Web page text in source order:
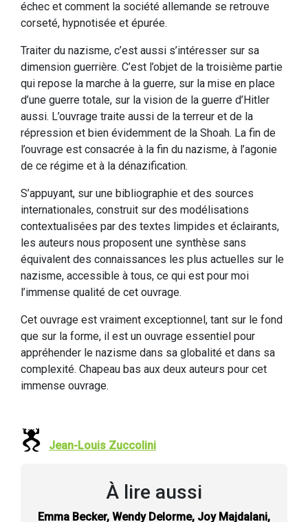
échec et comment la société allemande se retrouve
corseté, hypnotisée et épurée.
Traiter du nazisme, c’est aussi s’intéresser sur sa
dimension guerrière. C’est l’objet de la troisième partie
qui repose la marche à la guerre, sur la mise en place
d’une guerre totale, sur la vision de la guerre d’Hitler
aussi. L’ouvrage traite aussi de la terreur et de la
répression et bien évidemment de la Shoah. La fin de
l’ouvrage est consacrée à la fin du nazisme, à l’agonie
de ce régime et à la dénazification.
S’appuyant, sur une bibliographie et des sources
internationales, construit sur des modélisations
contextualisées par des textes limpides et éclairants,
les auteurs nous proposent une synthèse sans
équivalent des connaissances les plus actuelles sur le
nazisme, accessible à tous, ce qui est pour moi
l’immense qualité de cet ouvrage.
Cet ouvrage est vraiment exceptionnel, tant sur le fond
que sur la forme, il est un ouvrage essentiel pour
appréhender le nazisme dans sa globalité et dans sa
complexité. Chapeau bas aux deux auteurs pour cet
immense ouvrage.
Jean-Louis Zuccolini
À lire aussi
Emma Becker, Wendy Delorme, Joy Majdalani,